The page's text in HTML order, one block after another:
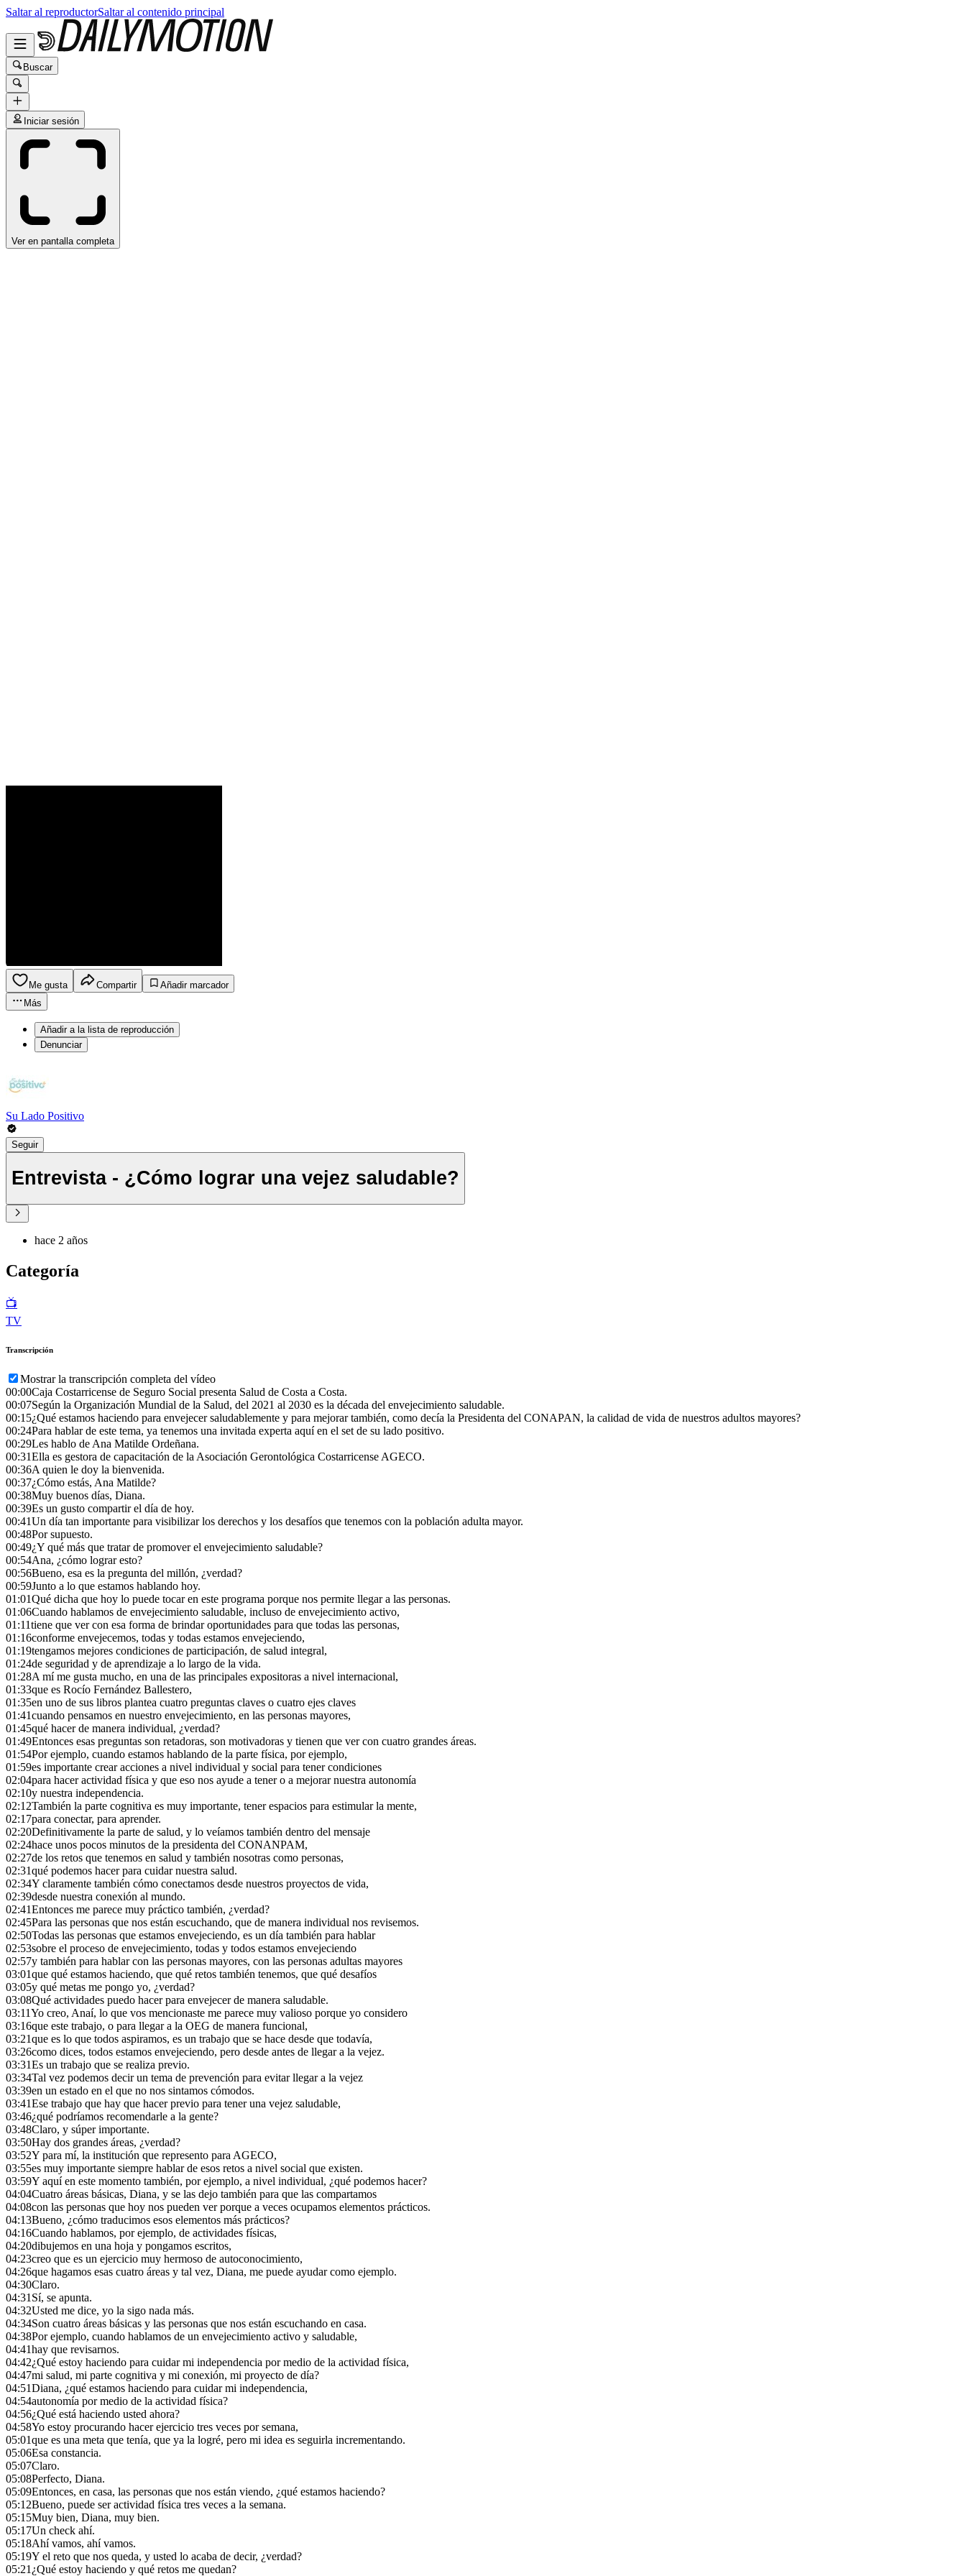
Saltar al reproductorSaltar al contenido principal
Buscar
Iniciar sesión
Ver en pantalla completa
Me gusta Compartir
Añadir marcador
Más
Añadir a la lista de reproducción
Denunciar
Su Lado Positivo
Seguir
Entrevista - ¿Cómo lograr una vejez saludable?
hace 2 años
Categoría
📺
TV
Transcripción
Mostrar la transcripción completa del vídeo
00:00Caja Costarricense de Seguro Social presenta Salud de Costa a Costa.
00:07Según la Organización Mundial de la Salud, del 2021 al 2030 es la década del envejecimiento saludable.
00:15¿Qué estamos haciendo para envejecer saludablemente y para mejorar también, como decía la Presidenta del CONAPAN, la calidad de vida de nuestros adultos mayores?
00:24Para hablar de este tema, ya tenemos una invitada experta aquí en el set de su lado positivo.
00:29Les hablo de Ana Matilde Ordeñana.
00:31Ella es gestora de capacitación de la Asociación Gerontológica Costarricense AGECO.
00:36A quien le doy la bienvenida.
00:37¿Cómo estás, Ana Matilde?
00:38Muy buenos días, Diana.
00:39Es un gusto compartir el día de hoy.
00:41Un día tan importante para visibilizar los derechos y los desafíos que tenemos con la población adulta mayor.
00:48Por supuesto.
00:49¿Y qué más que tratar de promover el envejecimiento saludable?
00:54Ana, ¿cómo lograr esto?
00:56Bueno, esa es la pregunta del millón, ¿verdad?
00:59Junto a lo que estamos hablando hoy.
01:01Qué dicha que hoy lo puede tocar en este programa porque nos permite llegar a las personas.
01:06Cuando hablamos de envejecimiento saludable, incluso de envejecimiento activo,
01:11tiene que ver con esa forma de brindar oportunidades para que todas las personas,
01:16conforme envejecemos, todas y todas estamos envejeciendo,
01:19tengamos mejores condiciones de participación, de salud integral,
01:24de seguridad y de aprendizaje a lo largo de la vida.
01:28A mí me gusta mucho, en una de las principales expositoras a nivel internacional,
01:33que es Rocío Fernández Ballestero,
01:35en uno de sus libros plantea cuatro preguntas claves o cuatro ejes claves
01:41cuando pensamos en nuestro envejecimiento, en las personas mayores,
01:45qué hacer de manera individual, ¿verdad?
01:49Entonces esas preguntas son retadoras, son motivadoras y tienen que ver con cuatro grandes áreas.
01:54Por ejemplo, cuando estamos hablando de la parte física, por ejemplo,
01:59es importante crear acciones a nivel individual y social para tener condiciones
02:04para hacer actividad física y que eso nos ayude a tener o a mejorar nuestra autonomía
02:10y nuestra independencia.
02:12También la parte cognitiva es muy importante, tener espacios para estimular la mente,
02:17para conectar, para aprender.
02:20Definitivamente la parte de salud, y lo veíamos también dentro del mensaje
02:24hace unos pocos minutos de la presidenta del CONANPAM,
02:27de los retos que tenemos en salud y también nosotras como personas,
02:31qué podemos hacer para cuidar nuestra salud.
02:34Y claramente también cómo conectamos desde nuestros proyectos de vida,
02:39desde nuestra conexión al mundo.
02:41Entonces me parece muy práctico también, ¿verdad?
02:45Para las personas que nos están escuchando, que de manera individual nos revisemos.
02:50Todas las personas que estamos envejeciendo, es un día también para hablar
02:53sobre el proceso de envejecimiento, todas y todos estamos envejeciendo
02:57y también para hablar con las personas mayores, con las personas adultas mayores
03:01que qué estamos haciendo, que qué retos también tenemos, que qué desafíos
03:05y qué metas me pongo yo, ¿verdad?
03:08Qué actividades puedo hacer para envejecer de manera saludable.
03:11Yo creo, Anaí, lo que vos mencionaste me parece muy valioso porque yo considero
03:16que este trabajo, o para llegar a la OEG de manera funcional,
03:21que es lo que todos aspiramos, es un trabajo que se hace desde que todavía,
03:26como dices, todos estamos envejeciendo, pero desde antes de llegar a la vejez.
03:31Es un trabajo que se realiza previo.
03:34Tal vez podemos decir un tema de prevención para evitar llegar a la vejez
03:39en un estado en el que no nos sintamos cómodos.
03:41Ese trabajo que hay que hacer previo para tener una vejez saludable,
03:46¿qué podríamos recomendarle a la gente?
03:48Claro, y súper importante.
03:50Hay dos grandes áreas, ¿verdad?
03:52Y para mí, la institución que represento para AGECO,
03:55es muy importante siempre hablar de esos retos a nivel social que existen.
03:59Y aquí en este momento también, por ejemplo, a nivel individual, ¿qué podemos hacer?
04:04Cuatro áreas básicas, Diana, y se las dejo también para que las compartamos
04:08con las personas que hoy nos pueden ver porque a veces ocupamos elementos prácticos.
04:13Bueno, ¿cómo traducimos esos elementos más prácticos?
04:16Cuando hablamos, por ejemplo, de actividades físicas,
04:20dibujemos en una hoja y pongamos escritos,
04:23creo que es un ejercicio muy hermoso de autoconocimiento,
04:26que hagamos esas cuatro áreas y tal vez, Diana, me puede ayudar como ejemplo.
04:30Claro.
04:31Sí, se apunta.
04:32Usted me dice, yo la sigo nada más.
04:34Son cuatro áreas básicas y las personas que nos están escuchando en casa.
04:38Por ejemplo, cuando hablamos de un envejecimiento activo y saludable,
04:41hay que revisarnos.
04:42¿Qué estoy haciendo para cuidar mi independencia por medio de la actividad física,
04:47mi salud, mi parte cognitiva y mi conexión, mi proyecto de día?
04:51Diana, ¿qué estamos haciendo para cuidar mi independencia,
04:54autonomía por medio de la actividad física?
04:56¿Qué está haciendo usted ahora?
04:58Yo estoy procurando hacer ejercicio tres veces por semana,
05:01que es una meta que tenía, que ya la logré, pero mi idea es seguirla incrementando.
05:06Esa constancia.
05:07Claro.
05:08Perfecto, Diana.
05:09Entonces, en casa, las personas que nos están viendo, ¿qué estamos haciendo?
05:12Bueno, puede ser actividad física tres veces a la semana.
05:15Muy bien, Diana, muy bien.
05:17Un check ahí.
05:18Ahí vamos, ahí vamos.
05:19Y el reto que nos queda, y usted lo acaba de decir, ¿verdad?
05:21¿Qué estoy haciendo y qué retos me quedan?